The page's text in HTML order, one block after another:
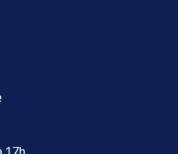
17h